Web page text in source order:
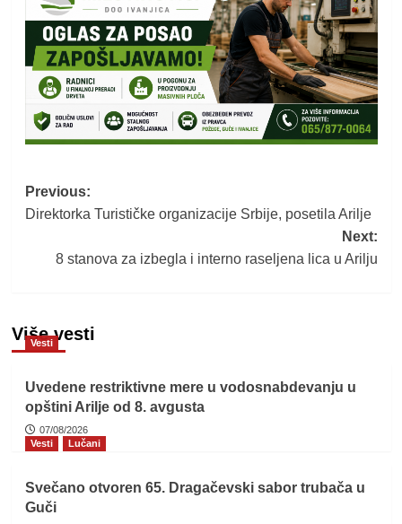
Post
navigation
Previous:
Direktorka Turističke organizacije Srbije, posetila Arilje
Next:
8 stanova za izbegla i interno raseljena lica u Arilju
Više vesti
Vesti
Uvedene restriktivne mere u vodosnabdevanju u
opštini Arilje od 8. avgusta
07/08/2026
Vesti
Lučani
Svečano otvoren 65. Dragačevski sabor trubača u
Guči